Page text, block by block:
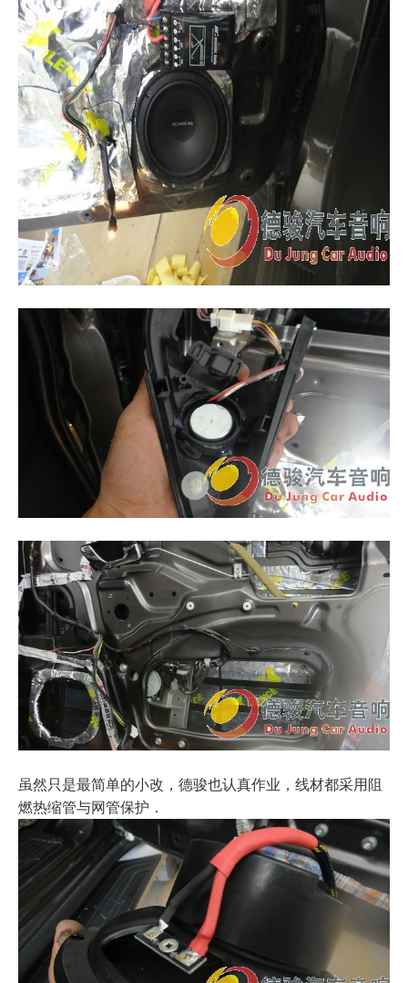
虽然只是最简单的小改，德骏也认真作业，线材都采用阻
燃热缩管与网管保护．